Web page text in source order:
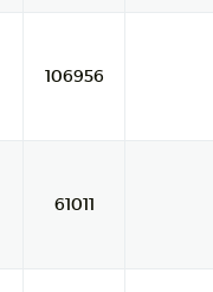
106956
61011